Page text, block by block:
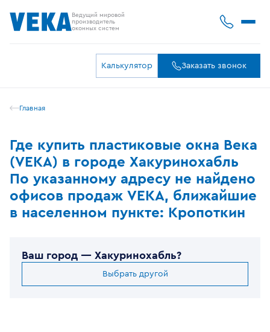
Ведущий мировой
производитель
оконных систем
Калькулятор Заказать звонок
Главная
Где купить пластиковые окна Века
(VEKA) в городе Хакуринохабль
По указанному адресу не найдено
офисов продаж VEKA, ближайшие
в населенном пункте: Кропоткин
Ваш город — Хакуринохабль?
Выбрать другой